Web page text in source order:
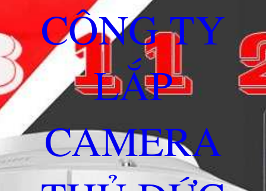
CÔNG TY
LẮP
CAMERA